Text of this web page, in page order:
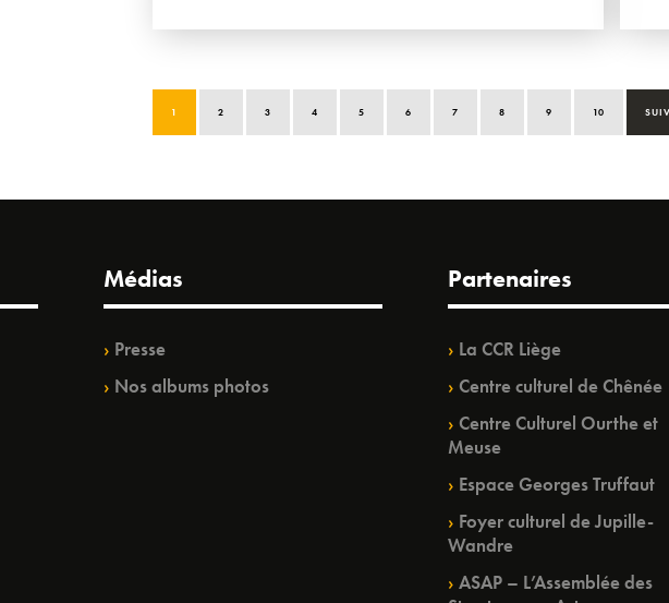
1 2 3 4 5 6 7 8 9 10
Médias
Presse
Nos albums photos
Partenaires
La CCR Liège
Centre culturel de Chênée
Centre Culturel Ourthe et
Meuse
Espace Georges Truffaut
Foyer culturel de Jupille-
Wandre
ASAP – L’Assemblée des